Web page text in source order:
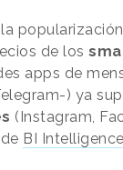
de los
apps de
) ya
(Instagram,
de BI